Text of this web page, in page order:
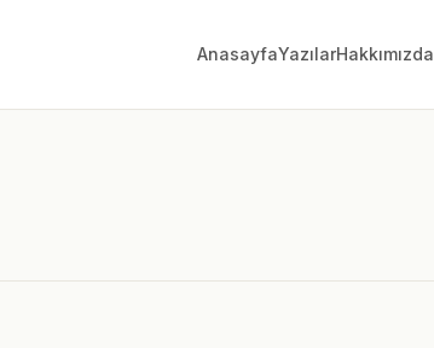
AnasayfaYazılarHakkımızda